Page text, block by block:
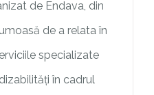
de Endava, din
de a relata în
specializate
în cadrul